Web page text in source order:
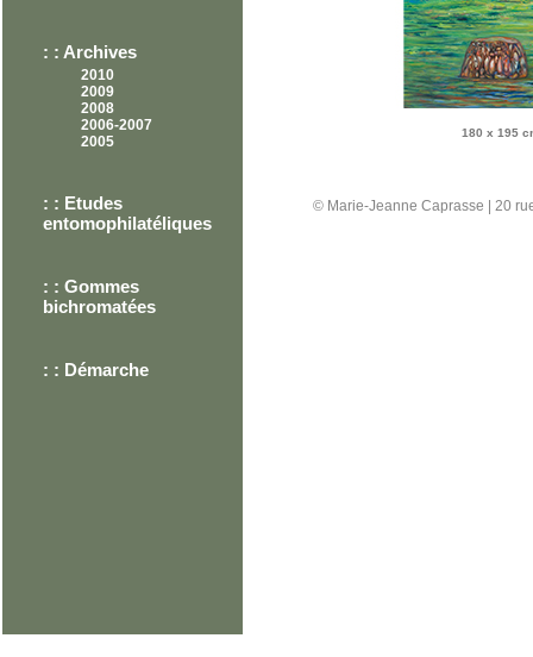
: : Archives
2010
2009
2008
2006-2007
2005
: : Etudes
entomophilatéliques
: : Gommes
bichromatées
: : Démarche
180 x 195
© Marie-Jeanne Caprasse | 20